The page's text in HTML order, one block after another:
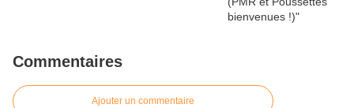
Commentaires
Ajouter un commentaire